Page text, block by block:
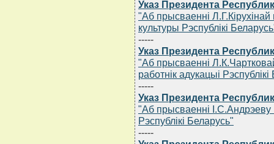
Указ Президента
"Аб прысваеннi Л.Г.Кiрухiнай
культуры Рэспублiкi
-----
Указ Президента
"Аб прысваеннi
работнiк адукацыi Рэспублiкi
-----
Указ Президента
"Аб прысваеннi I.С.Андрэеву
Рэспублiкi Беларусь"
-----